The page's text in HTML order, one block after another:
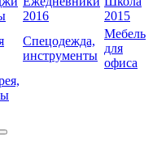
2016
2015
Спецодежда,
инструменты
Мебель
для
офиса